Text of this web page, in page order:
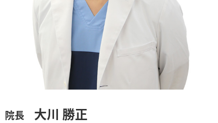
院長 大川 勝正